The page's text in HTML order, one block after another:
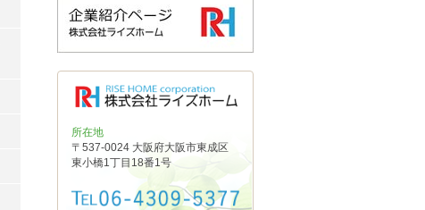
所在地
〒537-0024 大阪府大阪市東成区
東小橋1丁目18番1号